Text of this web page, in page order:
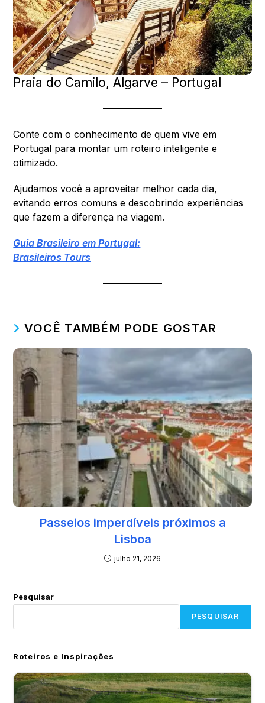
Praia do Camilo, Algarve – Portugal
Conte com o conhecimento de quem vive em
Portugal para montar um roteiro inteligente e
otimizado.
Ajudamos você a aproveitar melhor cada dia,
evitando erros comuns e descobrindo experiências
que fazem a diferença na viagem.
Guia Brasileiro em Portugal:
Brasileiros Tours
VOCÊ TAMBÉM PODE GOSTAR
Passeios imperdíveis próximos a
Lisboa
julho 21, 2026
Pesquisar
PESQUISAR
Roteiros e Inspirações